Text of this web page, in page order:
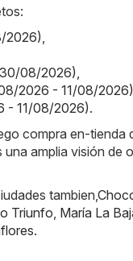
2026),
08/2026),
2026 - 11/08/2026)
- 11/08/2026).
compra en-tienda
amplia visión de
tambien,
Triunfo, María La
.